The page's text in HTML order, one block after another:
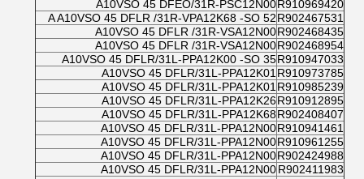
R910969420
A10VSO 45 DFEO/31R-PSC12N00
R902467531
A A10VSO 45 DFLR /31R-VPA12K68 -SO 52
R902468435
A10VSO 45 DFLR /31R-VSA12N00
R902468954
A10VSO 45 DFLR /31R-VSA12N00
R910947033
A10VSO 45 DFLR/31L-PPA12K00 -SO 35
R910973785
A10VSO 45 DFLR/31L-PPA12K01
R910985239
A10VSO 45 DFLR/31L-PPA12K01
R910912895
A10VSO 45 DFLR/31L-PPA12K26
R902408407
A10VSO 45 DFLR/31L-PPA12K68
R910941461
A10VSO 45 DFLR/31L-PPA12N00
R910961255
A10VSO 45 DFLR/31L-PPA12N00
R902424988
A10VSO 45 DFLR/31L-PPA12N00
R902411983
A10VSO 45 DFLR/31L-PPA12N00